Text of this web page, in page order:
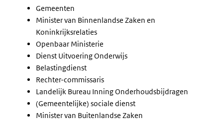
Gemeenten
Minister van Binnenlandse Zaken en
Koninkrijksrelaties
Openbaar Ministerie
Dienst Uitvoering Onderwijs
Belastingdienst
Rechter-commissaris
Landelijk Bureau Inning Onderhoudsbijdragen
(Gemeentelijke) sociale dienst
Minister van Buitenlandse Zaken